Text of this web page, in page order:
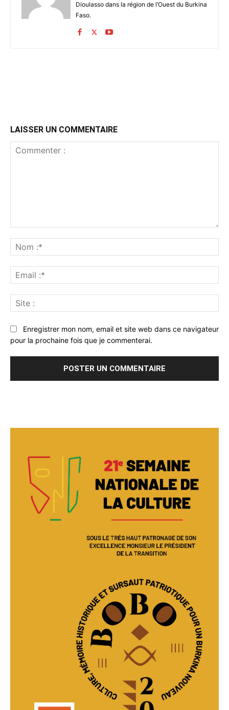
Dioulasso dans la région de l’Ouest du Burkina
Faso.
LAISSER UN COMMENTAIRE
:*
:*
:
Enregistrer mon nom, email et site web dans ce navigateur
pour la prochaine fois que je commenterai.